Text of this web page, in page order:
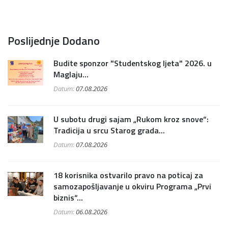
Poslijednje Dodano
Budite sponzor "Studentskog ljeta" 2026. u
Maglaju...
Datum:07.08.2026
U subotu drugi sajam „Rukom kroz snove“:
Tradicija u srcu Starog grada...
Datum:07.08.2026
18 korisnika ostvarilo pravo na poticaj za
samozapošljavanje u okviru Programa „Prvi
biznis“...
Datum:06.08.2026